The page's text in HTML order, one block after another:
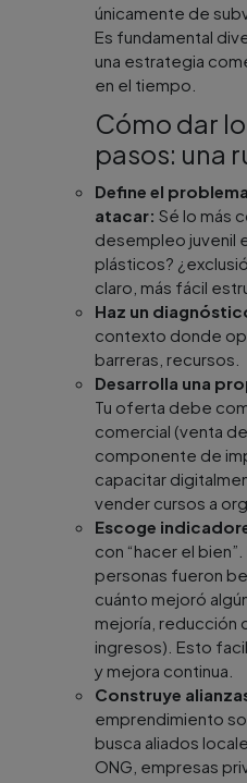
únicamente de
Es fundamental
una estrategia
en el tiempo.
Cómo dar
pasos: una
Define el
atacar:Sé lo más
desempleo juvenil
plásticos?
claro, más fácil
Haz un
contexto donde
barreras, recursos.
Desarrolla una
Tu oferta debe
comercial (venta
componente de
capacitar
vender cursos a
Escoge
con “hacer el
personas fueron
cuánto mejoró
mejoría, reducción
ingresos). Esto
y mejora continua.
Construye
emprendimiento
busca aliados
ONG, empresas